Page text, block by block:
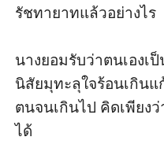
รัชทายาทแล้วอย่างไร
นางยอมรับว่าตนเองเ
นิสัยมุทะลุใจร้อนเกินแ
ตนจนเกินไป คิดเพียง
ได้